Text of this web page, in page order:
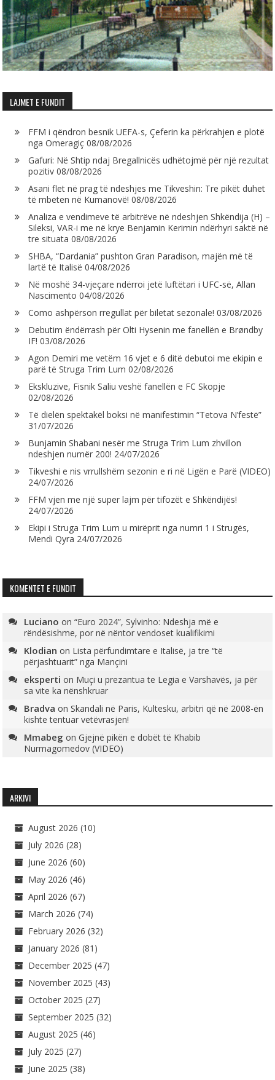
LAJMET E FUNDIT
FFM i qëndron besnik UEFA-s, Çeferin ka përkrahjen e plotë
nga Omeragiç 08/08/2026
Gafuri: Në Shtip ndaj Bregallnicës udhëtojmë për një rezultat
pozitiv 08/08/2026
Asani flet në prag të ndeshjes me Tikveshin: Tre pikët duhet
të mbeten në Kumanovë! 08/08/2026
Analiza e vendimeve të arbitrëve në ndeshjen Shkëndija (H) –
Sileksi, VAR-i me në krye Benjamin Kerimin ndërhyri saktë në
tre situata 08/08/2026
SHBA, “Dardania” pushton Gran Paradison, majën më të
lartë të Italisë 04/08/2026
Në moshë 34-vjeçare ndërroi jetë luftëtari i UFC-së, Allan
Nascimento 04/08/2026
Como ashpërson rregullat për biletat sezonale! 03/08/2026
Debutim ëndërrash për Olti Hysenin me fanellën e Brøndby
IF! 03/08/2026
Agon Demiri me vetëm 16 vjet e 6 ditë debutoi me ekipin e
parë të Struga Trim Lum 02/08/2026
Ekskluzive, Fisnik Saliu veshë fanellën e FC Skopje
02/08/2026
Të dielën spektakël boksi në manifestimin “Tetova N’festë”
31/07/2026
Bunjamin Shabani nesër me Struga Trim Lum zhvillon
ndeshjen numër 200! 24/07/2026
Tikveshi e nis vrrullshëm sezonin e ri në Ligën e Parë (VIDEO)
24/07/2026
FFM vjen me një super lajm për tifozët e Shkëndijës!
24/07/2026
Ekipi i Struga Trim Lum u mirëprit nga numri 1 i Strugës,
Mendi Qyra 24/07/2026
KOMENTET E FUNDIT
Luciano on“Euro 2024”, Sylvinho: Ndeshja më e
rëndësishme, por në nëntor vendoset kualifikimi
Klodian on Lista përfundimtare e Italisë, ja tre “të
përjashtuarit” nga Mançini
eksperti on Muçi u prezantua te Legia e Varshavës, ja për
sa vite ka nënshkruar
Bradva onSkandali në Paris, Kultesku, arbitri që në 2008-ën
kishte tentuar vetëvrasjen!
Mmabeg onGjejnë pikën e dobët të Khabib
Nurmagomedov (VIDEO)
ARKIVI
August 2026 (10)
July 2026 (28)
June 2026 (60)
May 2026 (46)
April 2026 (67)
March 2026 (74)
February 2026 (32)
January 2026 (81)
December 2025 (47)
November 2025 (43)
October 2025 (27)
September 2025 (32)
August 2025 (46)
July 2025 (27)
June 2025 (38)